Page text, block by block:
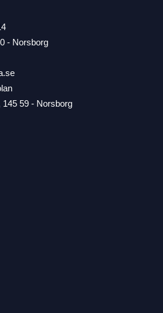
- Norsborg
59 - Norsborg